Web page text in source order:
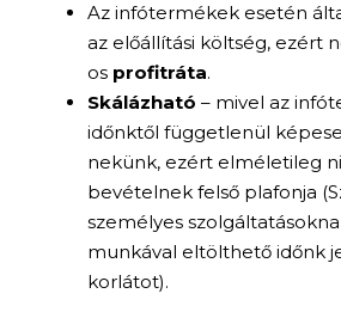
Az infótermékek esetén
az előállítási költség, ezért
os profitráta.
Skálázható – mivel az
időnktől függetlenül
nekünk, ezért elméletileg
bevételnek felső plafonja
személyes
munkával eltölthető időnk
korlátot).